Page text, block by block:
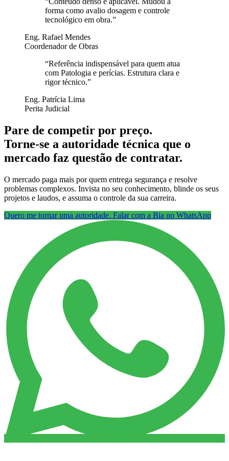
forma como avalio dosagem e controle
tecnológico em obra.”
Eng. Rafael Mendes
Coordenador de Obras
“Referência indispensável para quem atua
com Patologia e perícias. Estrutura clara e
rigor técnico.”
Eng. Patrícia Lima
Perita Judicial
Pare de competir por preço.
Torne-se a autoridade técnica que o
mercado faz questão de contratar.
O mercado paga mais por quem entrega segurança e resolve
problemas complexos. Invista no seu conhecimento, blinde os seus
projetos e laudos, e assuma o controle da sua carreira.
Quero me tornar uma autoridade. Falar com a Bia no WhatsApp